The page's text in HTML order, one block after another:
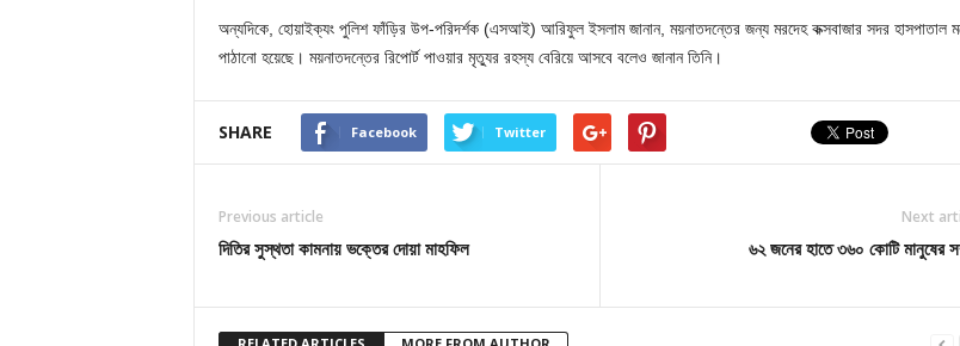
অন্যদিকে, হোয়াইক্যং পুলিশ ফাঁড়ির উপ-পরিদর্শক (এসআই) আরিফুল ইসলাম জানান, ময়নাতদন্তের জন্য মরদেহ কক্সবাজার সদর হাসপাতাল
পাঠানো হয়েছে। ময়নাতদন্তের রিপোর্ট পাওয়ার মৃত্যুর রহস্য বেরিয়ে আসবে বলেও জানান তিনি।
SHARE Facebook Twitter
Previous article
দিতির সুস্থতা কামনায় ভক্তের দোয়া মাহফিল
Next
৬২ জনের হাতে ৩৬০ কোটি মানুষের